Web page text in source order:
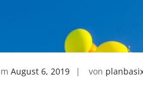
August 6, 2019 von